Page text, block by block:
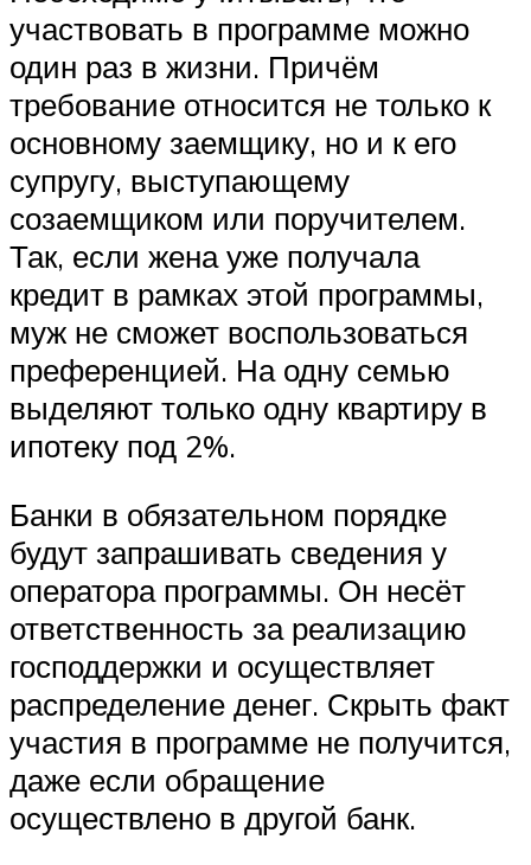
участвовать в программе можно
один раз в жизни. Причём
требование относится не только к
основному заемщику, но и к его
супругу, выступающему
созаемщиком или поручителем.
Так, если жена уже получала
кредит в рамках этой программы,
муж не сможет воспользоваться
преференцией. На одну семью
выделяют только одну квартиру в
ипотеку под 2%.
Банки в обязательном порядке
будут запрашивать сведения у
оператора программы. Он несёт
ответственность за реализацию
господдержки и осуществляет
распределение денег. Скрыть факт
участия в программе не получится,
даже если обращение
осуществлено в другой банк.